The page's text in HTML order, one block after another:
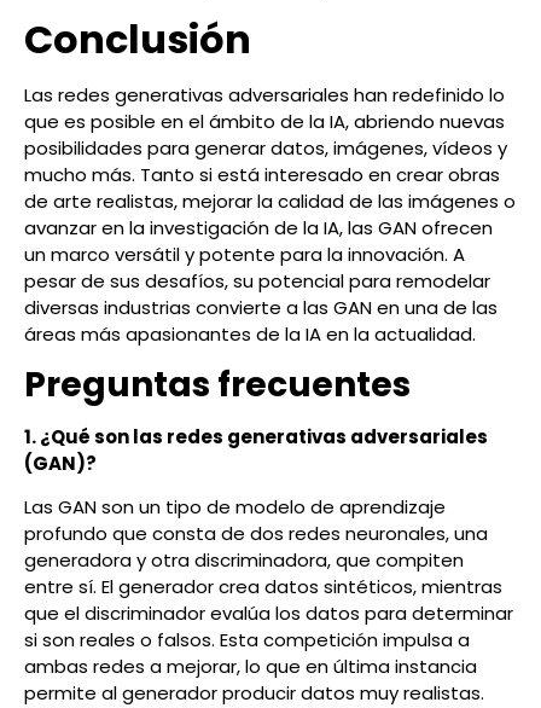
Conclusión
Las redes generativas adversariales han redefinido lo
que es posible en el ámbito de la IA, abriendo nuevas
posibilidades para generar datos, imágenes, vídeos y
mucho más. Tanto si está interesado en crear obras
de arte realistas, mejorar la calidad de las imágenes o
avanzar en la investigación de la IA, las GAN ofrecen
un marco versátil y potente para la innovación. A
pesar de sus desafíos, su potencial para remodelar
diversas industrias convierte a las GAN en una de las
áreas más apasionantes de la IA en la actualidad.
Preguntas frecuentes
1. ¿Qué son las redes generativas adversariales
(GAN)?
Las GAN son un tipo de modelo de aprendizaje
profundo que consta de dos redes neuronales, una
generadora y otra discriminadora, que compiten
entre sí. El generador crea datos sintéticos, mientras
que el discriminador evalúa los datos para determinar
si son reales o falsos. Esta competición impulsa a
ambas redes a mejorar, lo que en última instancia
permite al generador producir datos muy realistas.